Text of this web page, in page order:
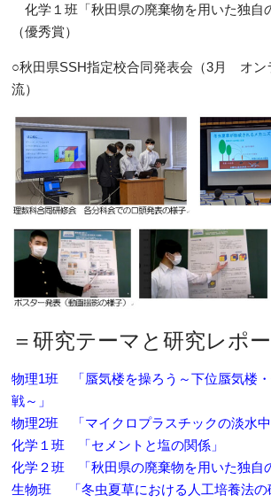
化学１班「秋田県の廃棄物を用いた独自
（優秀賞）
○秋田県SSH指定校合同発表会（3月 オン
流）
＝研究テーマと研究レポ
物理1班 「蜃気楼を操ろう～下位蜃気楼
戦～」
物理2班 「マイクロプラスチックの淡水中
化学１班 「セメントと塩の関係」
化学２班 「秋田県の廃棄物を用いた独自
生物班 「冬虫夏草における人工培養法の